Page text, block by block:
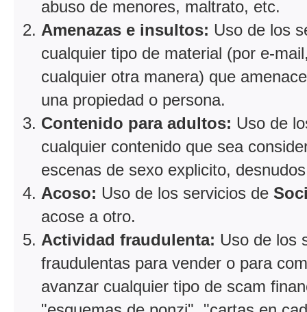
abuso de menores, maltrato, etc.
Amenazas e insultos: Uso de los
cualquier tipo de material (por e-
cualquier otra manera) que
una propiedad o persona.
Contenido para adultos: Uso de
cualquier contenido que sea
escenas de sexo explicito,
Acoso: Uso de los servicios de
acose a otro.
Actividad fraudulenta: Uso de los
fraudulentas para vender o para
avanzar cualquier tipo de scam